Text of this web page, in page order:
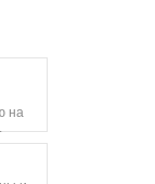
на